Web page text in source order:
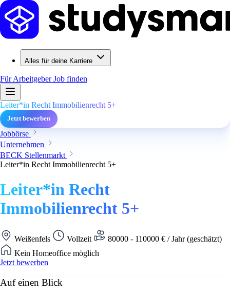
Alles für deine Karriere
Für ArbeitgeberJob finden
Leiter*in Recht Immobilienrecht 5+
Jetzt bewerben
Jobbörse
Unternehmen
BECK Stellenmarkt
Leiter*in Recht Immobilienrecht 5+
Leiter*in Recht
Immobilienrecht 5+
Weißenfels Vollzeit
80000 - 110000 € / Jahr (geschätzt)
Kein Homeoffice möglich
Jetzt bewerben
Auf einen Blick